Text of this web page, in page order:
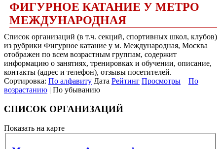
ФИГУРНОЕ КАТАНИЕ У МЕТРО
МЕЖДУНАРОДНАЯ
Список организаций (в т.ч. секций, спортивных школ, клубов)
из рубрики Фигурное катание у м. Международная, Москва
отображен по всем возрастным группам, содержит
информацию о занятиях, тренировках и обучении, описание,
контакты (адрес и телефон), отзывы посетителей.
Сортировка: По алфавиту Дата Рейтинг Просмотры
По
возрастанию | По убыванию
СПИСОК ОРГАНИЗАЦИЙ
Показать на карте